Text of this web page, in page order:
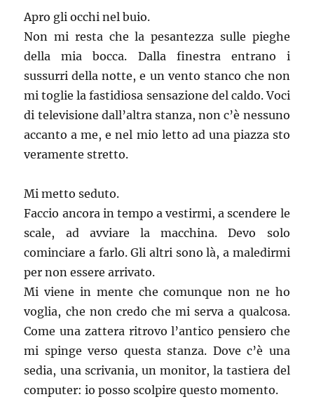
Apro gli occhi nel buio.
Non mi resta che la pesantezza sulle pieghe
della mia bocca. Dalla finestra entrano i
sussurri della notte, e un vento stanco che non
mi toglie la fastidiosa sensazione del caldo. Voci
di televisione dall’altra stanza, non c’è nessuno
accanto a me, e nel mio letto ad una piazza sto
veramente stretto.
Mi metto seduto.
Faccio ancora in tempo a vestirmi, a scendere le
scale, ad avviare la macchina. Devo solo
cominciare a farlo. Gli altri sono là, a maledirmi
per non essere arrivato.
Mi viene in mente che comunque non ne ho
voglia, che non credo che mi serva a qualcosa.
Come una zattera ritrovo l’antico pensiero che
mi spinge verso questa stanza. Dove c’è una
sedia, una scrivania, un monitor, la tastiera del
computer: io posso scolpire questo momento.